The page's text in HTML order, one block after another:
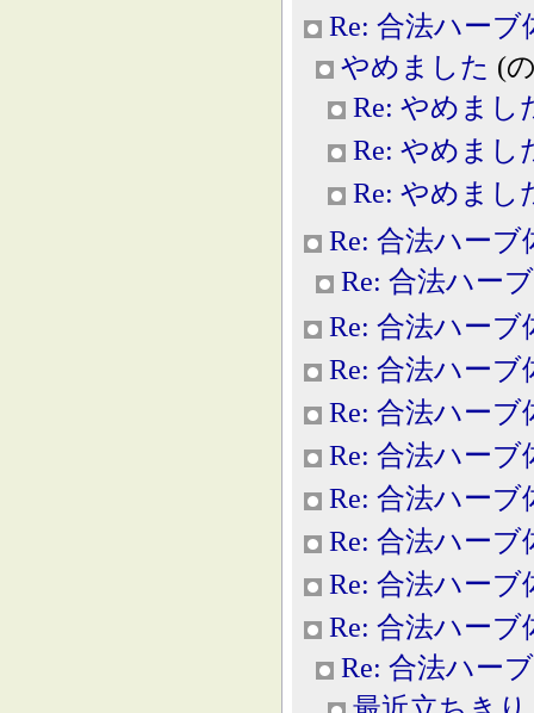
Re: 合法ハーブ
やめました (
Re: やめまし
Re: やめまし
Re: やめまし
Re: 合法ハーブ
Re: 合法ハー
Re: 合法ハーブ
Re: 合法ハーブ
Re: 合法ハーブ
Re: 合法ハーブ
Re: 合法ハーブ
Re: 合法ハーブ
Re: 合法ハーブ
Re: 合法ハーブ
Re: 合法ハー